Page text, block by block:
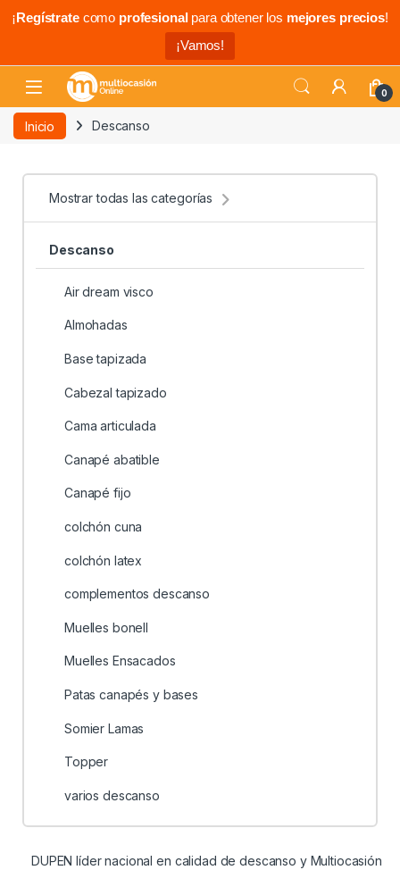
¡Regístratecomo profesionalpara obtener los mejores precios!
¡Vamos!
0
Inicio Descanso
Mostrar todas las categorías
Descanso
Air dream visco
Almohadas
Base tapizada
Cabezal tapizado
Cama articulada
Canapé abatible
Canapé fijo
colchón cuna
colchón latex
complementos descanso
Muelles bonell
Muelles Ensacados
Patas canapés y bases
Somier Lamas
Topper
varios descanso
DUPEN líder nacional en calidad de descanso y Multiocasión